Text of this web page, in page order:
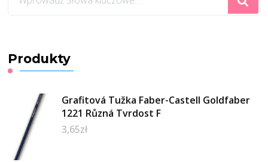
czegoś?
Produkty
Grafitová Tužka Faber-Castell Goldfaber
1221 Různá Tvrdost F
3,65zł